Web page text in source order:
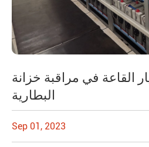
القاعة في مراقبة خزانة
البطارية
Sep 01, 2023